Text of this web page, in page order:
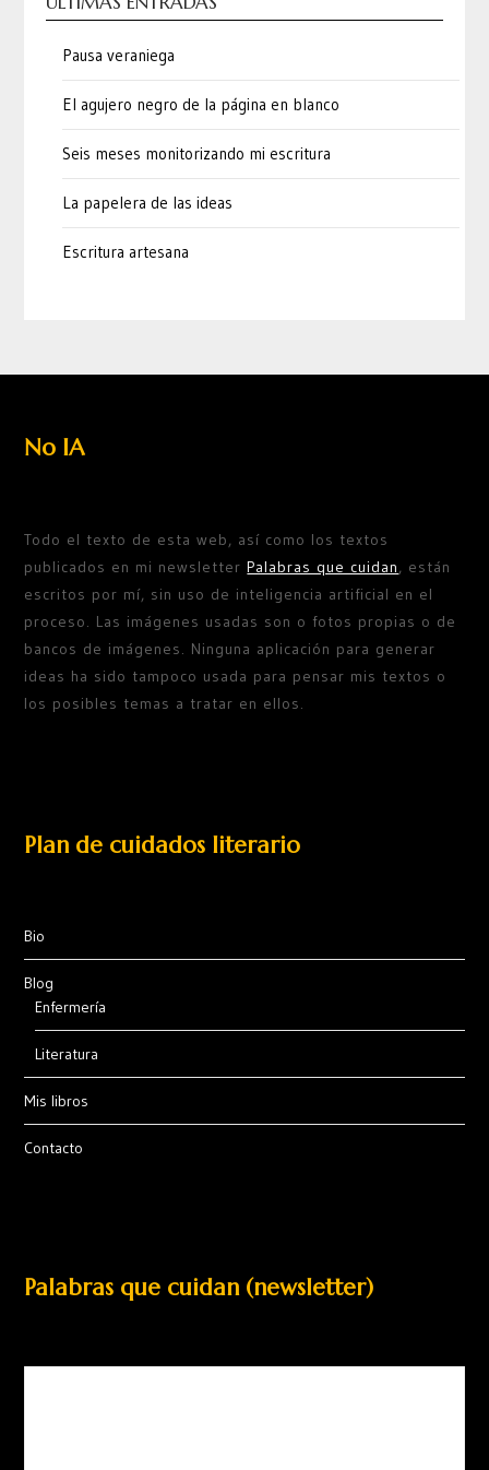
Pausa veraniega
El agujero negro de la página en blanco
Seis meses monitorizando mi escritura
La papelera de las ideas
Escritura artesana
No IA
Todo el texto de esta web, así como los textos
publicados en mi newsletterPalabras que cuidan, están
escritos por mí, sin uso de inteligencia artificial en el
proceso. Las imágenes usadas son o fotos propias o de
bancos de imágenes. Ninguna aplicación para generar
ideas ha sido tampoco usada para pensar mis textos o
los posibles temas a tratar en ellos.
Plan de cuidados literario
Bio
Blog
Enfermería
Literatura
Mis libros
Contacto
Palabras que cuidan (newsletter)